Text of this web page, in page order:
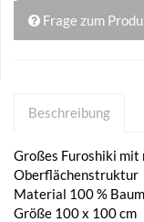
Frage zum
Beschreibung
Großes Furoshiki mit
Oberflächenstruktur
Material 100 %
Größe 100 x 100 cm